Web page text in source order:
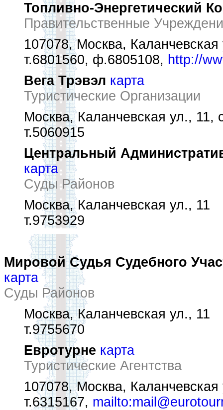
Топливно-Энергетический
Правительственные
107078, Москва, Каланчевская
т.6801560, ф.6805108, http://
Вега Трэвэл карта
Туристические Организации
Москва, Каланчевская ул., 11,
т.5060915
Центральный
карта
Суды Районов
Москва, Каланчевская ул., 11
т.9753929
Мировой Судья Судебного
карта
Суды Районов
Москва, Каланчевская ул., 11
т.9755670
Евротурне карта
Туристические Агентства
107078, Москва, Каланчевская
т.6315167,